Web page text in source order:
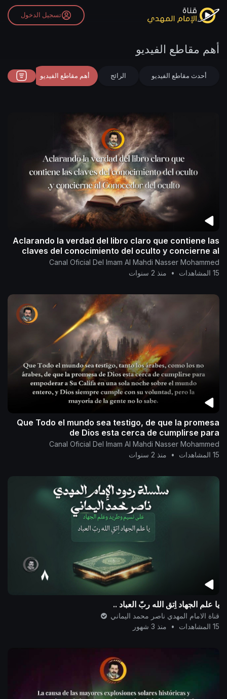
تسجيل الدخول
أهم مقاطع الفيديو
أحدث مقاطع الفيديو الرائج أهم مقاطع الفيديو
Aclarando la verdad del libro claro que contiene las
claves del conocimiento del oculto y concierne al
Conocedor del oculto.
Canal Oficial Del Imam Al Mahdi Nasser Mohammed
15 المشاهدات
• منذ 2 سنوات
Que Todo el mundo sea testigo, de que la promesa
de Dios esta cerca de cumplirse para
Canal Oficial Del Imam Al Mahdi Nasser Mohammed
15 المشاهدات
• منذ 2 سنوات
يا علم الجهاد اِتقِ الله ربّ العباد ..
قناة الامام المهدي ناصر محمد اليماني
15 المشاهدات
• منذ 3 شهور